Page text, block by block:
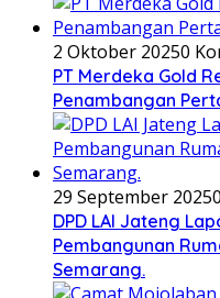
2 Oktober 20250
PT Merdeka Gold
Penambangan
29 September 2025
DPD LAI Jateng
Pembangunan
Semarang.